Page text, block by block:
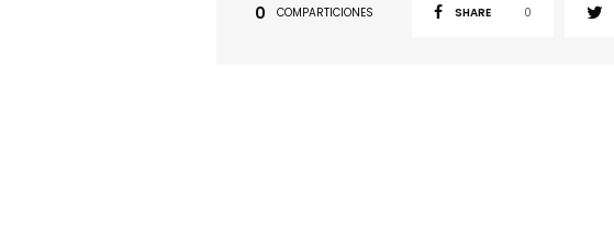
0 COMPARTICIONES SHARE 0